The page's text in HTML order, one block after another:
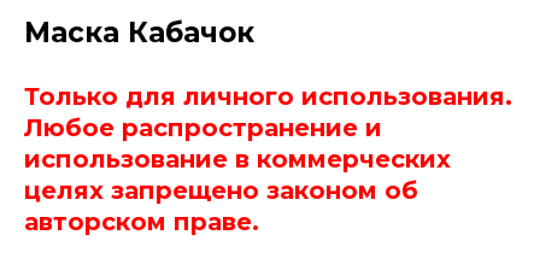
Маска Кабачок
Только для личного использования.
Любое распространение и
использование в коммерческих
целях запрещено законом об
авторском праве.